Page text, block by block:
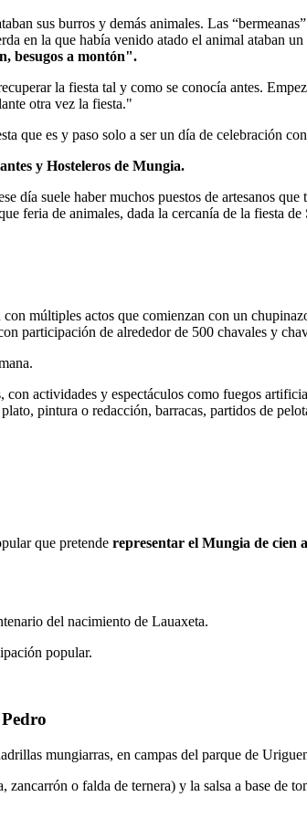
sus burros y demás animales. Las
en la que había venido atado el animal ataban
besugos a montón".
la fiesta tal y como se conocía antes.
otra vez la fiesta.
que es y paso solo a ser un día de celebración
y Hosteleros de Mungia.
día suele haber muchos puestos de artesanos
feria de animales, dada la cercanía de la fiesta
múltiples actos que comienzan con un
participación de alrededor de 500 chavales y
actividades y espectáculos como fuegos
pintura o redacción, barracas, partidos de
que pretende representar el Mungia de cien
del nacimiento de Lauaxeta.
popular.
mungiarras, en campas del parque de
o falda de ternera) y la salsa a base de